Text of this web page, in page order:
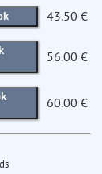
43.50 €
56.00 €
60.00 €